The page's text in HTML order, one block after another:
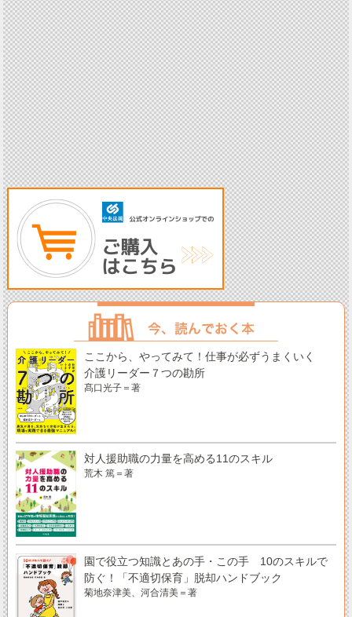
ここから、やってみて！仕事が必ずうまくいく
介護リーダー７つの勘所
髙口光子＝著
対人援助職の力量を高める11のスキル
荒木 篤＝著
園で役立つ知識とあの手・この手 10のスキルで
防ぐ！「不適切保育」脱却ハンドブック
菊地奈津美、河合清美＝著